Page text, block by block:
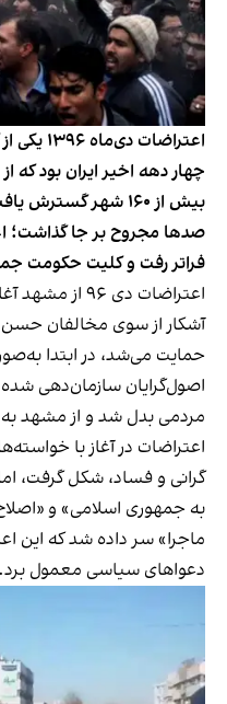
چهار دهه اخیر ایران بود که
صدها مجروح بر جا گذاشت؛
فراتر رفت و کلیت حکومت
اعتراضات دی‌
آشکار از سوی مخالفان
حمایت می‌شد، در ابتدا
اصول‌گرایان سازمان‌دهی
مردمی بدل شد و از مشهد
اعتراضات در آغاز با
گرانی و فساد، شکل گرفت،
به جمهوری اسلامی» و
ماجرا» سر داده شد که این
دعواهای سیاسی معمول برد.